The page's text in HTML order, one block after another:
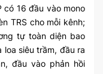
có 16 đầu vào mono
TRS cho mỗi kênh;
tự toàn diện bao
loa siêu trầm, đầu ra
đầu vào phản hồi